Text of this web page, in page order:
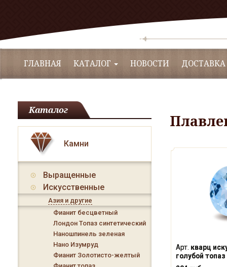
ГЛАВНАЯ КАТАЛОГ НОВОСТИ
Арт. кварц
голубой
Каталог
Камни
Выращенные
Искусственные
Азия и другие
Фианит бесцветный
Лондон Топаз синтетический
Наношпинель зеленая
Нано Изумруд
Фианит Золотисто-желтый